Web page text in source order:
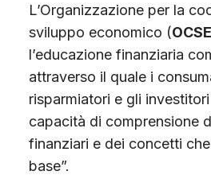
L’Organizzazione per la
sviluppo economico (OCSE
l’educazione finanziaria
attraverso il quale i
risparmiatori e gli
capacità di comprensione
finanziari e dei concetti
base”.